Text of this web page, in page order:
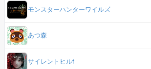
モンスターハンターワイルズ
あつ森
サイレントヒルf